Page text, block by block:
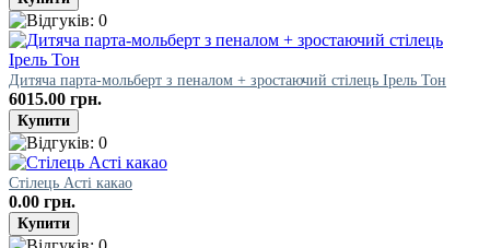
Дитяча парта-мольберт з пеналом + зростаючий стілець Ірель Тон
6015.00 грн.
Стілець Асті какао
0.00 грн.